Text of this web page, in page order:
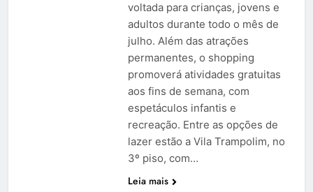
voltada para crianças, jovens e
adultos durante todo o mês de
julho. Além das atrações
permanentes, o shopping
promoverá atividades gratuitas
aos fins de semana, com
espetáculos infantis e
recreação. Entre as opções de
lazer estão a Vila Trampolim, no
3º piso, com…
Leia mais